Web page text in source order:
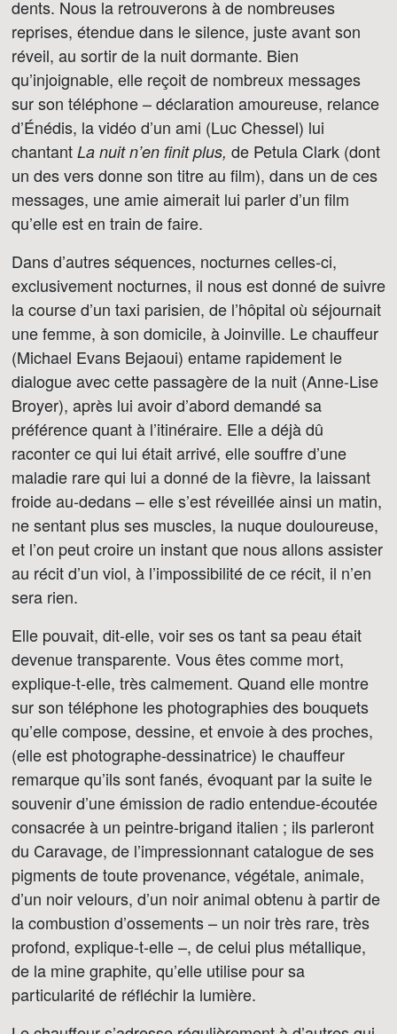
dents. Nous la retrouverons à de nombreuses
reprises, étendue dans le silence, juste avant son
réveil, au sortir de la nuit dormante. Bien
qu’injoignable, elle reçoit de nombreux messages
sur son téléphone – déclaration amoureuse, relance
d’Énédis, la vidéo d’un ami (Luc Chessel) lui
chantant La nuit n’en finit plus, de Petula Clark (dont
un des vers donne son titre au film), dans un de ces
messages, une amie aimerait lui parler d’un film
qu’elle est en train de faire.
Dans d’autres séquences, nocturnes celles-ci,
exclusivement nocturnes, il nous est donné de suivre
la course d’un taxi parisien, de l’hôpital où séjournait
une femme, à son domicile, à Joinville. Le chauffeur
(Michael Evans Bejaoui) entame rapidement le
dialogue avec cette passagère de la nuit (Anne-Lise
Broyer), après lui avoir d’abord demandé sa
préférence quant à l’itinéraire. Elle a déjà dû
raconter ce qui lui était arrivé, elle souffre d’une
maladie rare qui lui a donné de la fièvre, la laissant
froide au-dedans – elle s’est réveillée ainsi un matin,
ne sentant plus ses muscles, la nuque douloureuse,
et l’on peut croire un instant que nous allons assister
au récit d’un viol, à l’impossibilité de ce récit, il n’en
sera rien.
Elle pouvait, dit-elle, voir ses os tant sa peau était
devenue transparente. Vous êtes comme mort,
explique-t-elle, très calmement. Quand elle montre
sur son téléphone les photographies des bouquets
qu’elle compose, dessine, et envoie à des proches,
(elle est photographe-dessinatrice) le chauffeur
remarque qu’ils sont fanés, évoquant par la suite le
souvenir d’une émission de radio entendue-écoutée
consacrée à un peintre-brigand italien ; ils parleront
du Caravage, de l’impressionnant catalogue de ses
pigments de toute provenance, végétale, animale,
d’un noir velours, d’un noir animal obtenu à partir de
la combustion d’ossements – un noir très rare, très
profond, explique-t-elle –, de celui plus métallique,
de la mine graphite, qu’elle utilise pour sa
particularité de réfléchir la lumière.